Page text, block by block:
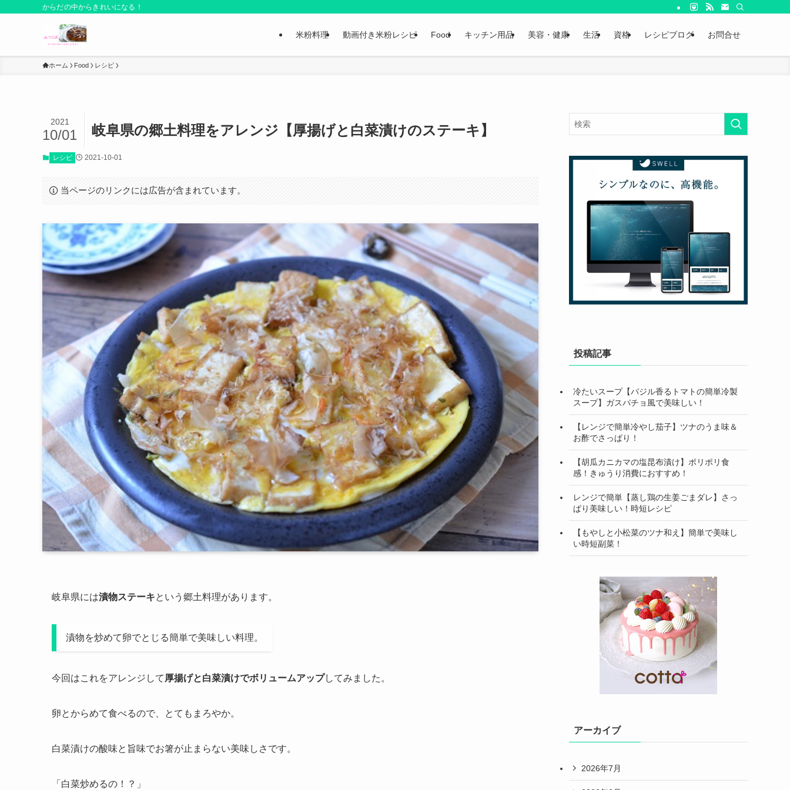
からだの中からきれいになる！
米粉料理 動画付き米粉レシピ Food キッチン用品 美容・健康 生活 資格 レシピブログ お問合せ
ホーム Food レシピ
岐阜県の郷土料理をアレンジ【厚揚げと白菜漬けのステーキ】
2021
10/01
レシピ 2021-10-01
当ページのリンクには広告が含まれています。
岐阜県には漬物ステーキという郷土料理があります。
漬物を炒めて卵でとじる簡単で美味しい料理。
今回はこれをアレンジして 厚揚げと白菜漬けでボリュームアップしてみました。
卵とからめて食べるので、とてもまろやか。
白菜漬けの酸味と旨味でお箸が止まらない美味しさです。
「白菜炒めるの！？」
投稿記事
冷たいスープ【バジル香るトマトの簡単冷製
スープ】ガスパチョ風で美味しい！
【レンジで簡単冷やし茄子】ツナのうま味＆
お酢でさっぱり！
【胡瓜カニカマの塩昆布漬け】ポリポリ食
感！きゅうり消費におすすめ！
レンジで簡単【蒸し鶏の生姜ごまダレ】さっ
ぱり美味しい！時短レシピ
【もやしと小松菜のツナ和え】簡単で美味し
い時短副菜！
アーカイブ
2026年7月